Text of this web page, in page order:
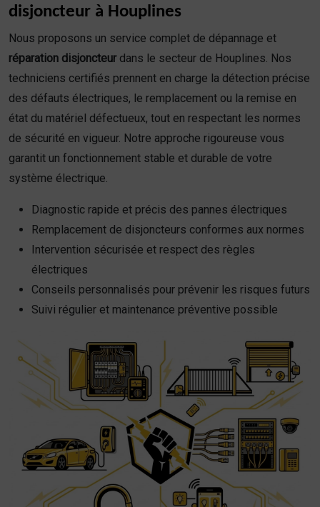
disjoncteur à Houplines
Nous proposons un service complet de dépannage et
réparation disjoncteurdans le secteur de Houplines. Nos
techniciens certifiés prennent en charge la détection précise
des défauts électriques, le remplacement ou la remise en
état du matériel défectueux, tout en respectant les normes
de sécurité en vigueur. Notre approche rigoureuse vous
garantit un fonctionnement stable et durable de votre
système électrique.
Diagnostic rapide et précis des pannes électriques
Remplacement de disjoncteurs conformes aux normes
Intervention sécurisée et respect des règles
électriques
Conseils personnalisés pour prévenir les risques futurs
Suivi régulier et maintenance préventive possible